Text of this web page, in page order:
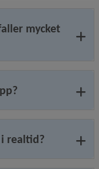
mycket
realtid?